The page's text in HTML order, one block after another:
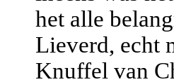
het alle
Lieverd, echt
Knuffel van